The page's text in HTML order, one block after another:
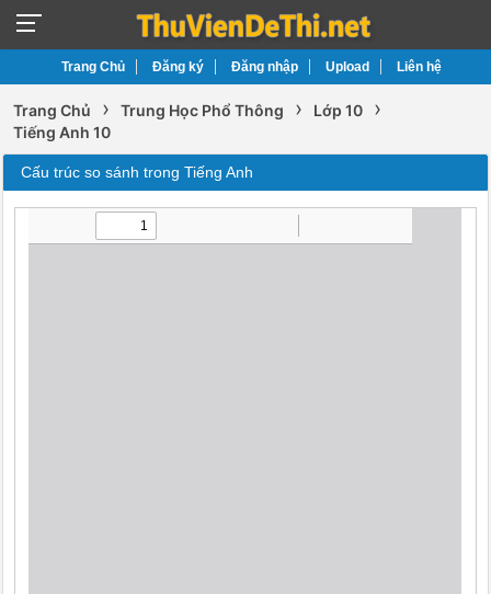
Trang Chủ Đăng ký Đăng nhập Upload Liên hệ
Trang Chủ › Trung Học Phổ Thông › Lớp 10 ›
Tiếng Anh 10
Cấu trúc so sánh trong Tiếng Anh